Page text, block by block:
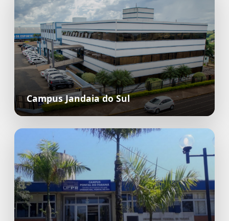
Campus Jandaia do Sul